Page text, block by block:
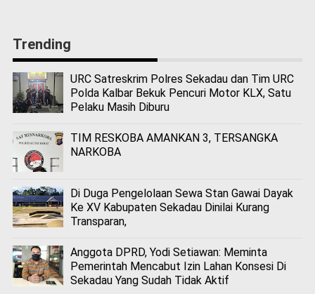
Trending
URC Satreskrim Polres Sekadau dan Tim URC
Polda Kalbar Bekuk Pencuri Motor KLX, Satu
Pelaku Masih Diburu
TIM RESKOBA AMANKAN 3, TERSANGKA
NARKOBA
Di Duga Pengelolaan Sewa Stan Gawai Dayak
Ke XV Kabupaten Sekadau Dinilai Kurang
Transparan,
Anggota DPRD, Yodi Setiawan: Meminta
Pemerintah Mencabut Izin Lahan Konsesi Di
Sekadau Yang Sudah Tidak Aktif